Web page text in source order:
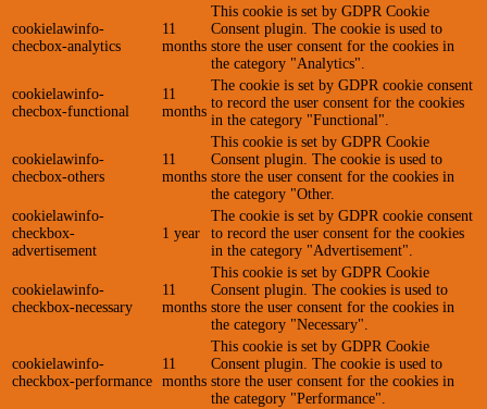
cookielawinfo-
checbox-analytics
11
months
This cookie is set by GDPR Cookie
Consent plugin. The cookie is used to
store the user consent for the cookies in
the category "Analytics".
cookielawinfo-
checbox-functional
11
months
The cookie is set by GDPR cookie consent
to record the user consent for the cookies
in the category "Functional".
cookielawinfo-
checbox-others
11
months
This cookie is set by GDPR Cookie
Consent plugin. The cookie is used to
store the user consent for the cookies in
the category "Other.
cookielawinfo-
checkbox-
advertisement
1 year
The cookie is set by GDPR cookie consent
to record the user consent for the cookies
in the category "Advertisement".
cookielawinfo-
checkbox-necessary
11
months
This cookie is set by GDPR Cookie
Consent plugin. The cookies is used to
store the user consent for the cookies in
the category "Necessary".
cookielawinfo-
checkbox-performance
11
months
This cookie is set by GDPR Cookie
Consent plugin. The cookie is used to
store the user consent for the cookies in
the category "Performance".